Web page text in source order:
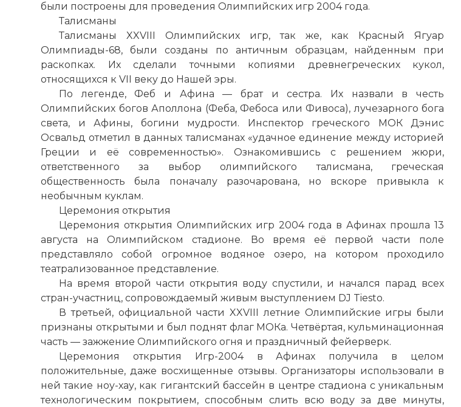
были построены для проведения Олимпийских игр 2004 года.
Талисманы
Талисманы XXVIII Олимпийских игр, так же, как Красный Ягуар
Олимпиады-68, были созданы по античным образцам, найденным при
раскопках. Их сделали точными копиями древнегреческих кукол,
относящихся к VII веку до Нашей эры.
По легенде, Феб и Афина — брат и сестра. Их назвали в честь
Олимпийских богов Аполлона (Феба, Фебоса или Фивоса), лучезарного бога
света, и Афины, богини мудрости. Инспектор греческого МОК Дэнис
Освальд отметил в данных талисманах «удачное единение между историей
Греции и её современностью». Ознакомившись с решением жюри,
ответственного за выбор олимпийского талисмана, греческая
общественность была поначалу разочарована, но вскоре привыкла к
необычным куклам.
Церемония открытия
Церемония открытия Олимпийских игр 2004 года в Афинах прошла 13
августа на Олимпийском стадионе. Во время её первой части поле
представляло собой огромное водяное озеро, на котором проходило
театрализованное представление.
На время второй части открытия воду спустили, и начался парад всех
стран-участниц, сопровождаемый живым выступлением DJ Tiesto.
В третьей, официальной части XXVIII летние Олимпийские игры были
признаны открытыми и был поднят флаг МОКа. Четвёртая, кульминационная
часть — зажжение Олимпийского огня и праздничный фейерверк.
Церемония открытия Игр-2004 в Афинах получила в целом
положительные, даже восхищенные отзывы. Организаторы использовали в
ней такие ноу-хау, как гигантский бассейн в центре стадиона с уникальным
технологическим покрытием, способным слить всю воду за две минуты,